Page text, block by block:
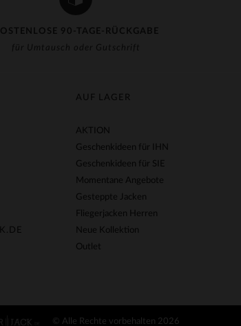
90-TAGE-RÜCKGABE
für Umtausch oder Gutschrift
AUF LAGER
AKTION
Geschenkideen für IHN
Geschenkideen für SIE
Momentane Angebote
Gesteppte Jacken
Fliegerjacken Herren
Neue Kollektion
Outlet
© Alle Rechte vorbehalten 2026